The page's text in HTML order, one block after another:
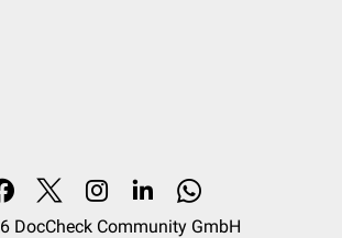
DocCheck Community GmbH